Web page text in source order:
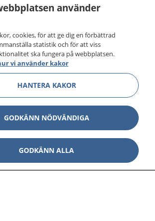
om din hälsa och vård
du råd om hälsa och information om
vilka mottagningar du kan kontakta.
läsa din journal och göra dina
telefonnummer 1177 för
dygnet runt.
när du vill må bättre.
använder
cookies, för att ge dig en förbättrad
statistik och för att viss
ska fungera på webbplatsen.
vi använder kakor
HANTERA KAKOR
GODKÄNN NÖDVÄNDIGA
GODKÄNN ALLA